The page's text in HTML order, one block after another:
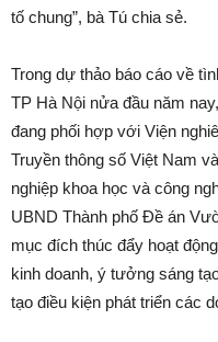
tố chung”, bà Tú chia sẻ.
Trong dự thảo báo cáo về
TP Hà Nội nửa đầu năm
đang phối hợp với Viện
Truyền thông số Việt Nam
nghiệp khoa học và công
UBND Thành phố Đề án
mục đích thúc đẩy hoạt
kinh doanh, ý tưởng sáng
tạo điều kiện phát triển các